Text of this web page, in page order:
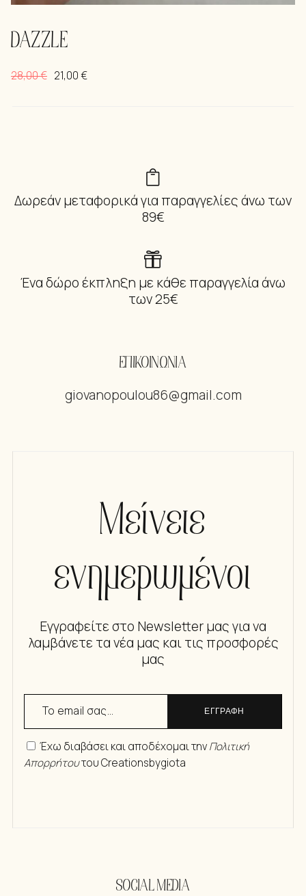
DAZZLE
28,00€ 21,00€
Δωρεάν μεταφορικά για παραγγελίες άνω των
89€
Ένα δώρο έκπληξη με κάθε παραγγελία άνω
των 25€
ΕΠΙΚΟΙΝΩΝΙΑ
giovanopoulou86@gmail.com
Μείνετε
ενημερωμένοι
Εγγραφείτε στο Newsletter μας για να
λαμβάνετε τα νέα μας και τις προσφορές
μας
ΕΓΓΡΑΦΗ
Έχω διαβάσει και αποδέχομαι τηνΠολιτική
Απορρήτουτου Creationsbygiota
SOCIAL MEDIA